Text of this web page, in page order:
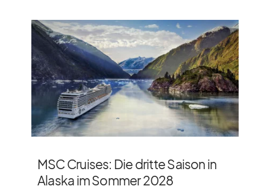
MSC Cruises: Die dritte Saison in
Alaska im Sommer 2028